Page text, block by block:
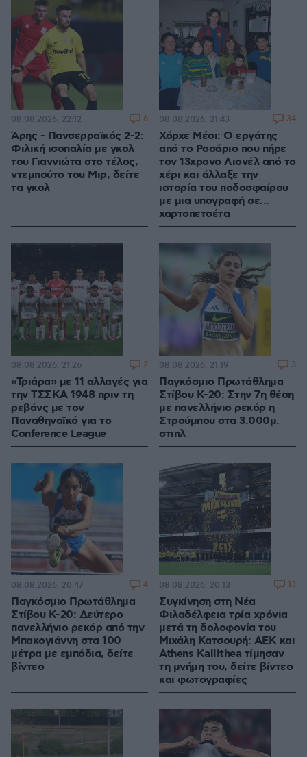
Άρης - Πανσερραϊκός 2-2:
Φιλική ισοπαλία με γκολ
του Γιαννιώτα στο τέλος,
ντεμπούτο του Μιρ, δείτε
τα γκολ
08.08.2026, 22:12 6
Χόρχε Μέσι: Ο εργάτης
από το Ροσάριο που πήρε
τον 13χρονο Λιονέλ από το
χέρι και άλλαξε την
ιστορία του ποδοσφαίρου
με μια υπογραφή σε...
χαρτοπετσέτα
08.08.2026, 21:43 34
«Τριάρα» με 11 αλλαγές για
την ΤΣΣΚΑ 1948 πριν τη
ρεβάνς με τον
Παναθηναϊκό για το
Conference League
08.08.2026, 21:26 2
Παγκόσμιο Πρωτάθλημα
Στίβου Κ-20: Στην 7η θέση
με πανελλήνιο ρεκόρ η
Στρούμπου στα 3.000μ.
στιπλ
08.08.2026, 21:19 3
Παγκόσμιο Πρωτάθλημα
Στίβου Κ-20: Δεύτερο
πανελλήνιο ρεκόρ από την
Μπακογιάννη στα 100
μέτρα με εμπόδια, δείτε
βίντεο
08.08.2026, 20:47 4
Συγκίνηση στη Νέα
Φιλαδέλφεια τρία χρόνια
μετά τη δολοφονία του
Μιχάλη Κατσουρή: ΑΕΚ και
Athens Kallithea τίμησαν
τη μνήμη του, δείτε βίντεο
και φωτογραφίες
08.08.2026, 20:13 13